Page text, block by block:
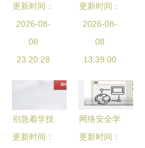
心信息化转
型 从拥抱
互联网到筑
牢安全根基
更新时间：
2026-08-
08
23:20:28
移动应用
App个人信
息保护白皮
书 强化网
全软件开发
更新时间：
2026-08-
08
13:39:00
别急着学技
术 零基础
更新时间：
网络安全学
习与交流推
更新时间：